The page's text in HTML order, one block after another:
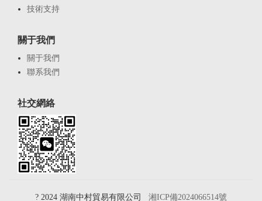
技術支持
關于我們
關于我們
聯系我們
社交網絡
? 2024 湖南中村貿易有限公司 湘ICP備2024066514號